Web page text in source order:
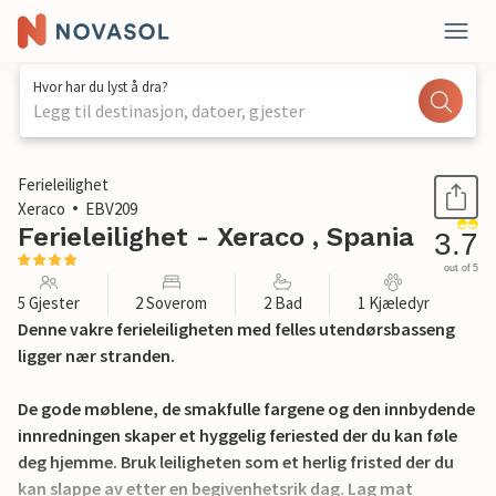
Hvor har du lyst å dra?
Legg til destinasjon, datoer, gjester
1 / 22
Ferieleilighet
Xeraco
EBV209
Ferieleilighet - Xeraco , Spania 3.7
out of 5
5 Gjester 2 Soverom 2 Bad 1 Kjæledyr
Denne vakre ferieleiligheten med felles utendørsbasseng
ligger nær stranden.
De gode møblene, de smakfulle fargene og den innbydende
innredningen skaper et hyggelig feriested der du kan føle
deg hjemme. Bruk leiligheten som et herlig fristed der du
kan slappe av etter en begivenhetsrik dag. Lag mat